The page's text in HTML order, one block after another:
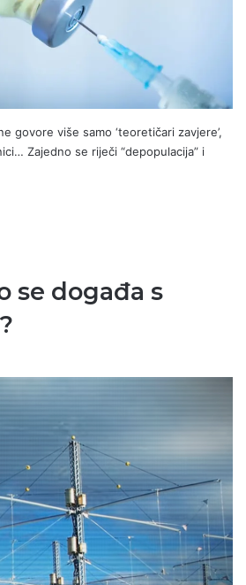
govore više samo ‘teoretičari zavjere’,
Zajedno se riječi “depopulacija” i
se događa s